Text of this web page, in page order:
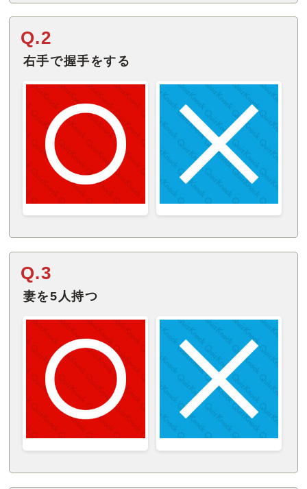
Q.2
右手で握手をする
Q.3
妻を5人持つ